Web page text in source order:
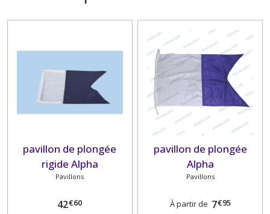
pavillon de plongée
rigide Alpha
Pavillons
42€60
pavillon de plongée
Alpha
Pavillons
À partir de 7€95